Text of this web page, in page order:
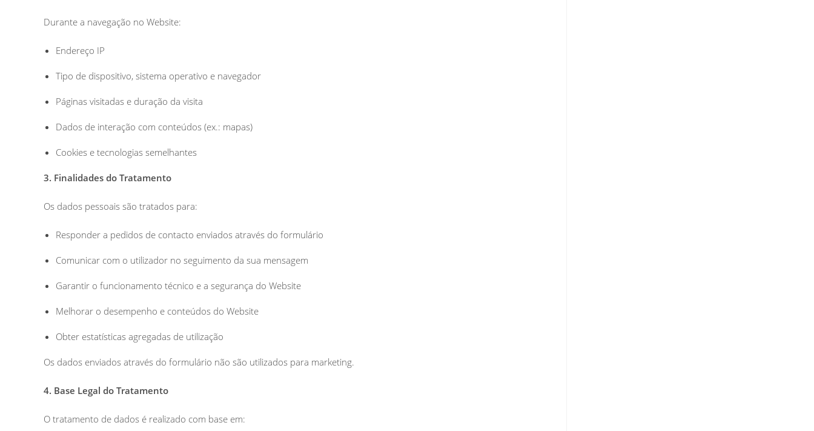
Durante a navegação no Website:
Endereço IP
Tipo de dispositivo, sistema operativo e navegador
Páginas visitadas e duração da visita
Dados de interação com conteúdos (ex.: mapas)
Cookies e tecnologias semelhantes
3. Finalidades do Tratamento
Os dados pessoais são tratados para:
Responder a pedidos de contacto enviados através do formulário
Comunicar com o utilizador no seguimento da sua mensagem
Garantir o funcionamento técnico e a segurança do Website
Melhorar o desempenho e conteúdos do Website
Obter estatísticas agregadas de utilização
Os dados enviados através do formulário não são utilizados para marketing.
4. Base Legal do Tratamento
O tratamento de dados é realizado com base em: